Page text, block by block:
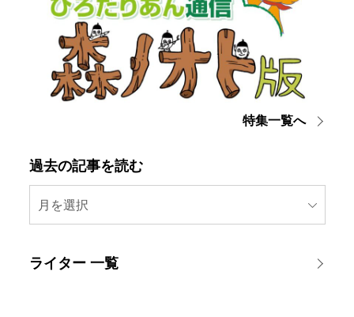
特集一覧へ
過去の記事を読む
月を選択
ライター 一覧